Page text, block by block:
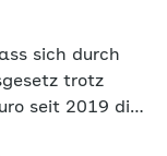
sich durch
trotz
seit 2019 die